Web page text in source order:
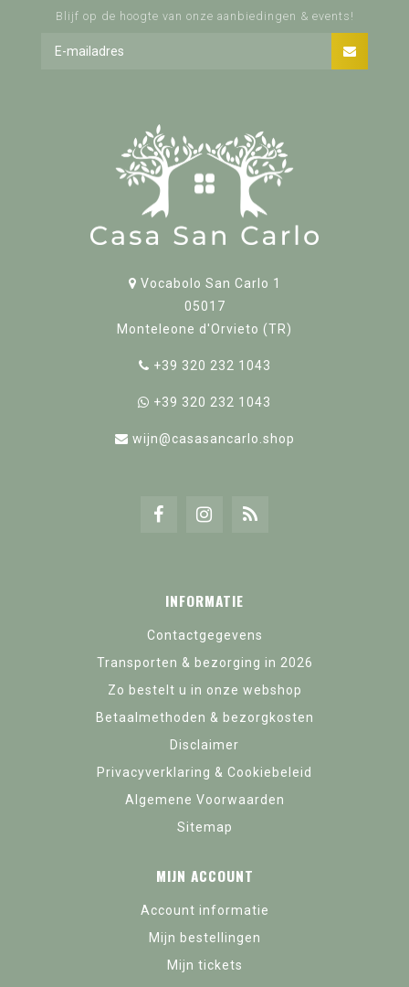
Blijf op de hoogte van onze aanbiedingen & events!
Vocabolo San Carlo 1
05017
Monteleone d'Orvieto (TR)
+39 320 232 1043
+39 320 232 1043
wijn@casasancarlo.shop
INFORMATIE
Contactgegevens
Transporten & bezorging in 2026
Zo bestelt u in onze webshop
Betaalmethoden & bezorgkosten
Disclaimer
Privacyverklaring & Cookiebeleid
Algemene Voorwaarden
Sitemap
MIJN ACCOUNT
Account informatie
Mijn bestellingen
Mijn tickets